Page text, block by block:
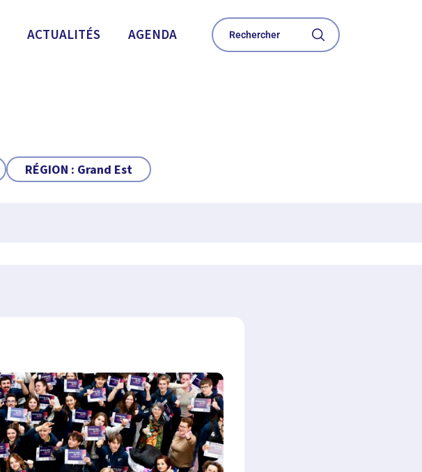
ACTUALITÉS AGENDA
RÉGION : Grand Est